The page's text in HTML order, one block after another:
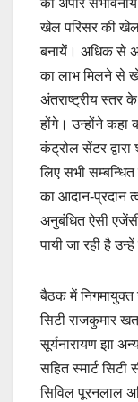
की अपार संभावनायें
खेल परिसर की खेल
बनायें। अधिक से
का लाभ मिलने से
अंतराष्ट्रीय स्तर
होंगे। उन्होंने कहा
कंट्रोल सेंटर
लिए सभी
का आदान-प्रदान
अनुबंधित ऐसी
पायी जा रही है
बैठक में निगमायुक्त
सिटी राजकुमार
सूर्यनारायण झा
सहित स्मार्ट
सिविल पूरनलाल